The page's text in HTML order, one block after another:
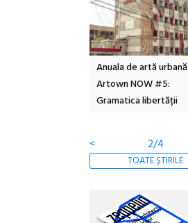
Anuala de artă urbană
Artown NOW #5:
Gramatica libertății
< 2/4
TOATE ȘTIRILE